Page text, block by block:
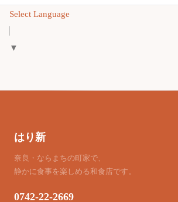
Select Language
▼
はり新
奈良・ならまちの町家で、
静かに食事を楽しめる和食店です。
0742-22-2669